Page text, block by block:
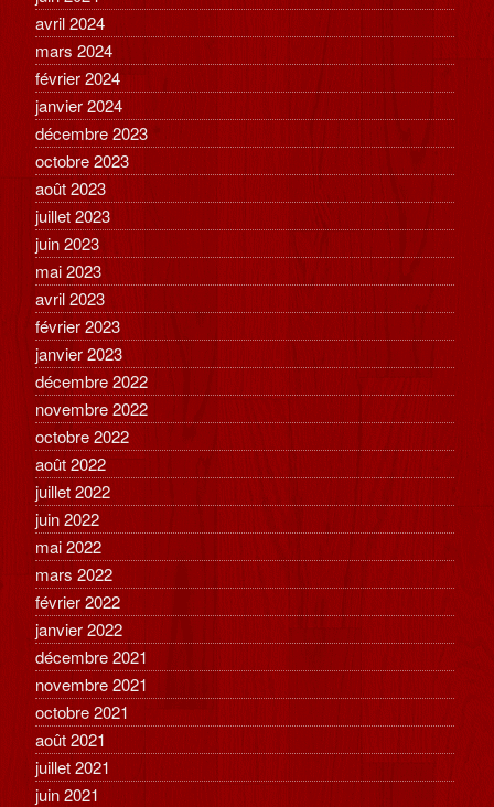
avril 2024
mars 2024
février 2024
janvier 2024
décembre 2023
octobre 2023
août 2023
juillet 2023
juin 2023
mai 2023
avril 2023
février 2023
janvier 2023
décembre 2022
novembre 2022
octobre 2022
août 2022
juillet 2022
juin 2022
mai 2022
mars 2022
février 2022
janvier 2022
décembre 2021
novembre 2021
octobre 2021
août 2021
juillet 2021
juin 2021